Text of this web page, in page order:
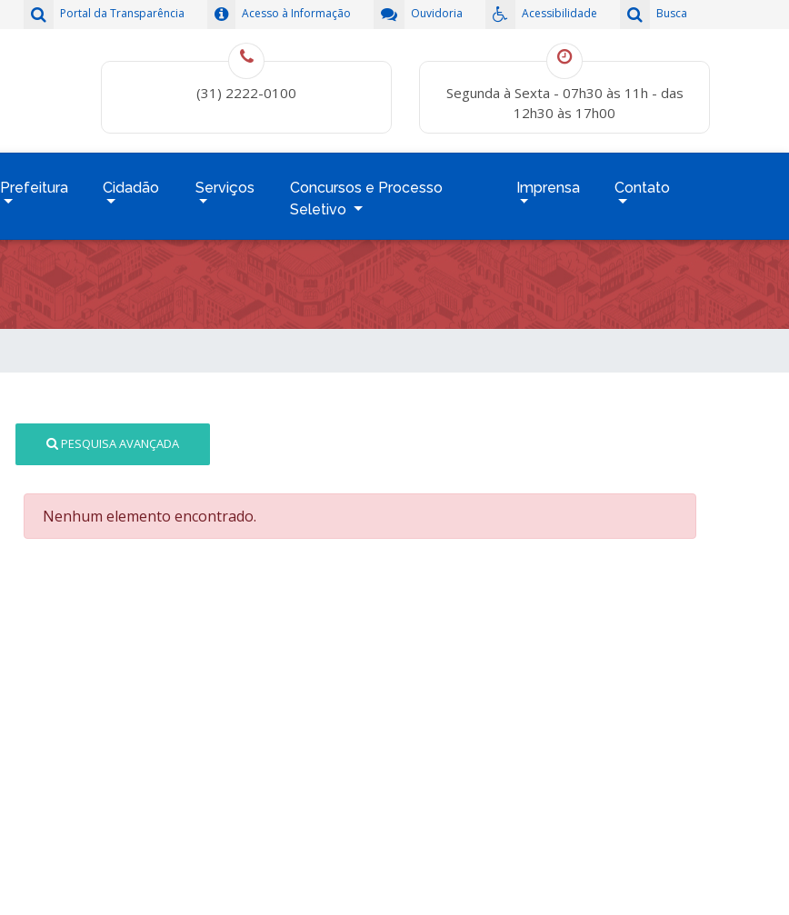
Busca
Acessibilidade
Ouvidoria
Acesso à Informação
Portal da Transparência
(31) 2222-0100
Segunda à Sexta - 07h30 às 11h - das
12h30 às 17h00
Prefeitura Cidadão Serviços
Concursos e Processo
Seletivo
Imprensa Contato
PESQUISA AVANÇADA
Nenhum elemento encontrado.